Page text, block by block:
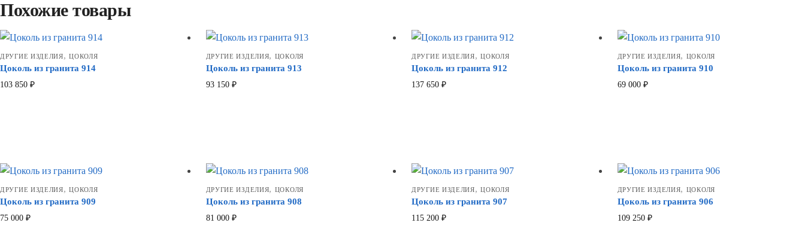
Похожие товары
ДРУГИЕ ИЗДЕЛИЯ,ЦОКОЛЯ
Цоколь из гранита 914
103 850 ₽
ДРУГИЕ ИЗДЕЛИЯ, ЦОКОЛЯ
Цоколь из гранита 913
93 150 ₽
ДРУГИЕ ИЗДЕЛИЯ,ЦОКОЛЯ
Цоколь из гранита 912
137 650 ₽
ДРУГИЕ ИЗДЕЛИЯ, ЦОКОЛЯ
Цоколь из гранита 910
69 000 ₽
ДРУГИЕ ИЗДЕЛИЯ,ЦОКОЛЯ
Цоколь из гранита 909
75 000 ₽
ДРУГИЕ ИЗДЕЛИЯ, ЦОКОЛЯ
Цоколь из гранита 908
81 000 ₽
ДРУГИЕ ИЗДЕЛИЯ,ЦОКОЛЯ
Цоколь из гранита 907
115 200 ₽
ДРУГИЕ ИЗДЕЛИЯ, ЦОКОЛЯ
Цоколь из гранита 906
109 250 ₽